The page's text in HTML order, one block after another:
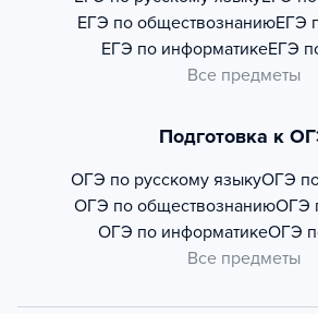
ЕГЭ по обществознаниюЕГЭ
ЕГЭ по информатикеЕГЭ
Все предметы
Подготовка к
ОГЭ по русскому языкуОГЭ
ОГЭ по обществознаниюОГЭ
ОГЭ по информатикеОГЭ
Все предметы